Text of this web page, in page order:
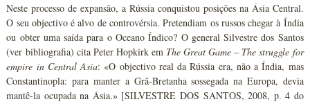
Neste processo de expansão, a Rússia conquistou posições na Ásia Central.
O seu objectivo é alvo de controvérsia. Pretendiam os russos chegar à Índia
ou obter uma saída para o Oceano Índico? O general Silvestre dos Santos
(ver bibliografia) cita Peter Hopkirk em The Great Game – The struggle for
empire in Central Asia: «O objectivo real da Rússia era, não a Índia, mas
Constantinopla: para manter a Grã-Bretanha sossegada na Europa, devia
mantê-la ocupada na Ásia.» [SILVESTRE DOS SANTOS, 2008, p. 4 do